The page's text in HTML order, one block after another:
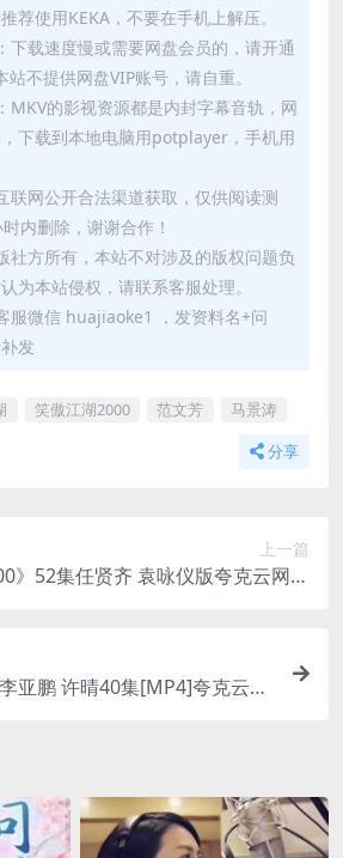
荐使用KEKA，不要在手机上解压。
下载速度慢或需要网盘会员的，请开通
不提供网盘VIP账号，请自重。
MKV的影视资源都是内封字幕音轨，网
下载到本地电脑用potplayer，手机用
联网公开合法渠道获取，仅供阅读测
内删除，谢谢合作！
社方所有，本站不对涉及的版权问题负
为本站侵权，请联系客服处理。
服微信 huajiaoke1 ，发资料名+问
发
笑傲江湖2000 范文芳 马景涛
分享
上一篇
》52集任贤齐 袁咏仪版夸克云网盘
亚鹏 许晴40集[MP4]夸克云网